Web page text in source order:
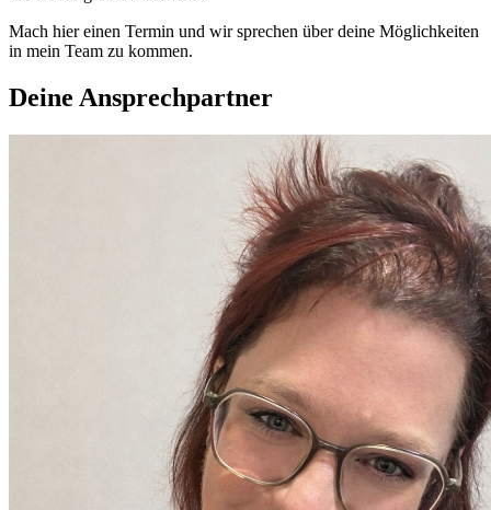
Mach hier einen Termin und wir sprechen über deine Möglichkeiten
in mein Team zu kommen.
Deine Ansprechpartner